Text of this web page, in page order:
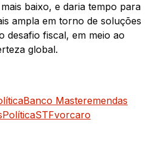
baixo, e daria tempo para
ampla em torno de soluções
desafio fiscal, em meio ao
global.
Banco Masteremendas
PolíticaSTFvorcaro